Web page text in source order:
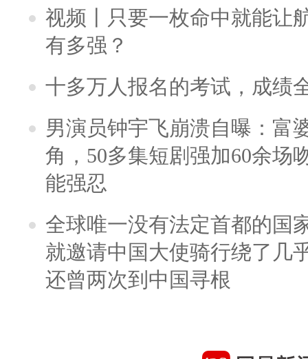
视频丨只要一枚命中就能让
有多强？
十多万人报名的考试，成绩
男演员钟宇飞崩溃自曝：富
角，50多集短剧强加60余场
能强忍
全球唯一没有法定首都的国
就邀请中国大使骑行绕了几
还曾两次到中国寻根